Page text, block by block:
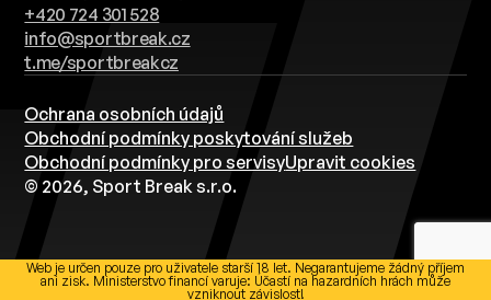
+420 724 301 528
info@sportbreak.cz
t.me/sportbreakcz
Ochrana osobních údajů
Obchodní podmínky poskytování služeb
Obchodní podmínky pro servisyUpravit cookies
© 2026, Sport Break s.r.o.
Web je určen pouze pro uživatele starší 18 let. Negarantujeme žádný příjem
ani zisk. Ministerstvo financí varuje: Účastí na hazardních hrách může
vzniknout závislost!